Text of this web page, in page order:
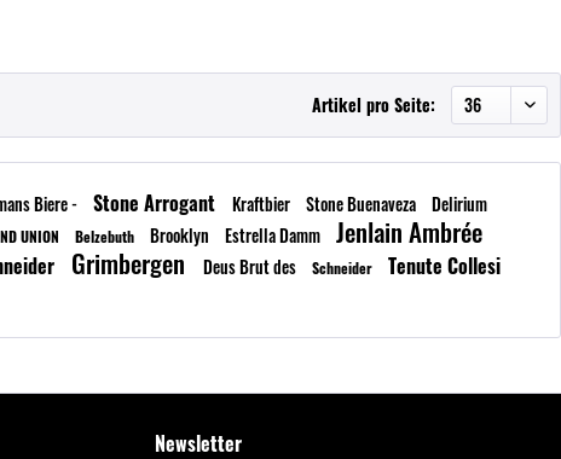
Artikel pro Seite:
Biere - Stone Arrogant Kraftbier Stone Buenaveza Delirium
UNION Belzebuth Brooklyn Estrella Damm Jenlain Ambrée
Grimbergen Deus Brut des Schneider
Tenute Collesi
Newsletter